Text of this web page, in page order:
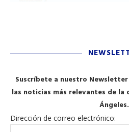
Suscríbete a nuestro
las noticias más relevantes de la
Ángeles.
Dirección de correo electrónico: